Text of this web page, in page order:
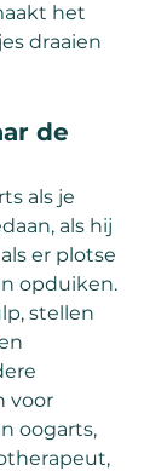
het
draaien
de
als je
als hij
er plotse
opduiken.
stellen
voor
oogarts,